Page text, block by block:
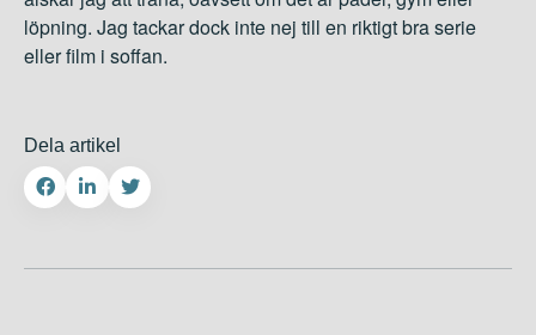
löpning. Jag tackar dock inte nej till en riktigt bra serie
eller film i soffan.
Dela artikel